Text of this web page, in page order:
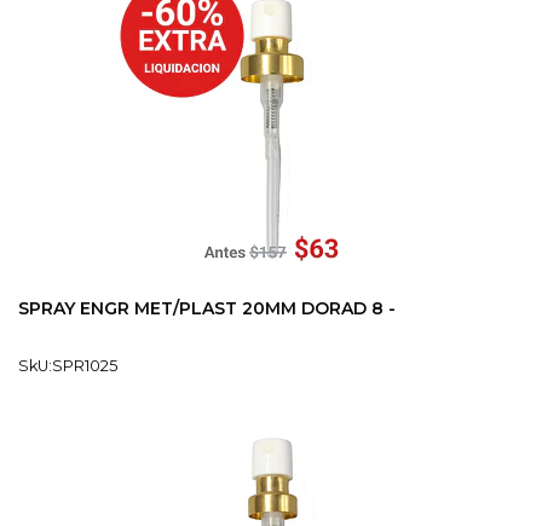
SPRAY ENGR MET/PLAST 20MM DORAD 8 -
SkU:SPR1025